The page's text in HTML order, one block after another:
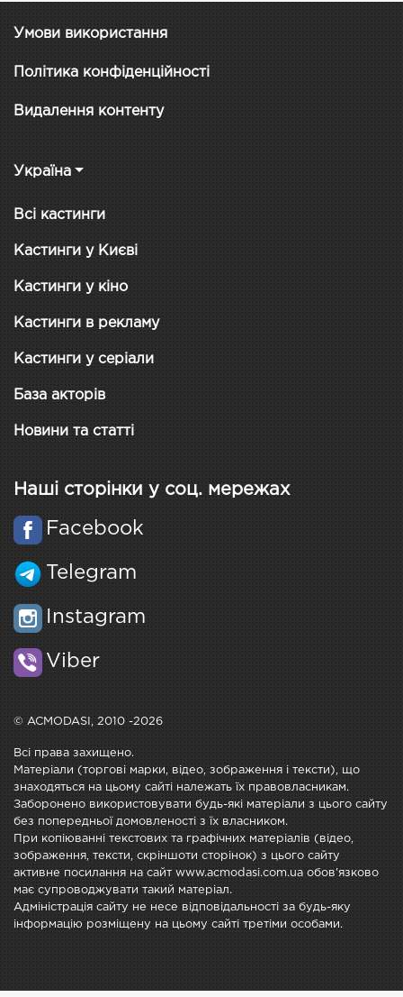
Умови використання
Політика конфіденційності
Видалення контенту
Україна
Всі кастинги
Кастинги у Києві
Кастинги у кіно
Кастинги в рекламу
Кастинги у серіали
База акторів
Новини та статті
Наші сторінки у соц. мережах
Facebook
Telegram
Instagram
Viber
© ACMODASI, 2010 -2026
Всі права захищено.
Матеріали (торгові марки, відео, зображення і тексти), що
знаходяться на цьому сайті належать їх правовласникам.
Заборонено використовувати будь-які матеріали з цього сайту
без попередньої домовленості з їх власником.
При копіюванні текстових та графічних матеріалів (відео,
зображення, тексти, скріншоти сторінок) з цього сайту
активне посилання на сайт www.acmodasi.com.ua обов'язково
має супроводжувати такий матеріал.
Адміністрація сайту не несе відповідальності за будь-яку
інформацію розміщену на цьому сайті третіми особами.